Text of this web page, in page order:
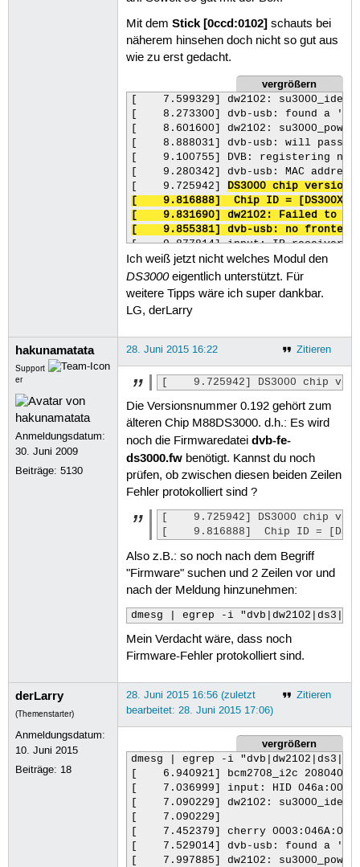
270
271
272
275
286
287
288
290
291
293
294
295
296
297
298
299
300
302
303
304
306
[   10.080506] dvb-usb: Terratec
[   10.100479] usbcore: registered
[   12.287710] dvb-usb: recv bulk
[   12.326308] dw2102: i2c
[   82.513939] dw2102:
[   82.540435]
[   82.544989]
Mit dem Stick [0ccd:0102] schauts bei
näherem hinsehen doch nicht so gut aus
wie zu erst gedacht.
vergrößern
[    7.599329] dw2102:
[    8.273300] dvb-usb: found a
[    8.601600] dw2102:
[    8.888031] dvb-usb: will pass
[    9.100755] DVB: registering new
[    9.280342] dvb-usb: MAC
[    9.725942]
DS3000 chip
[    9.816888]  Chip ID = [DS300X]!
[    9.831690] dw2102: Failed to
[    9.855381] dvb-usb: no frontend
[    9.877814] input: IR-receiver
[    9.918591] dvb-usb: schedule
[    9.957687] dw2102:
[    9.993523] dvb-usb: Terratec
[   10.014371] usbcore: registered
[   12.107777] dvb-usb: recv bulk
Ich weiß jetzt nicht welches Modul den
DS3000eigentlich unterstützt. Für
weitere Tipps wäre ich super dankbar.
LG, derLarry
hakunamatata
Support
er
Anmeldungsdatum:
30. Juni 2009
Beiträge:5130
Zitieren
28. Juni 2015 16:22
[    9.725942] DS3000 chip
Die Versionsnummer 0.192 gehört zum
älteren Chip M88DS3000. d.h.: Es wird
noch die Firmwaredatei dvb-fe-
ds3000.fwbenötigt. Kannst du noch
prüfen, ob zwischen diesen beiden Zeilen
Fehler protokolliert sind ?
[    9.725942] DS3000 chip
[    9.816888]  Chip ID =
Also z.B.: so noch nach dem Begriff
"Firmware" suchen und 2 Zeilen vor und
nach der Meldung hinzunehmen:
dmesg | egrep -i
Mein Verdacht wäre, dass noch
Firmware-Fehler protokolliert sind.
derLarry
(Themenstarter)
Anmeldungsdatum:
10. Juni 2015
Beiträge: 18
Zitieren
28. Juni 2015 16:56 (zuletzt
bearbeitet: 28. Juni 2015 17:06)
vergrößern
dmesg | egrep -i
[    6.940921] bcm2708_i2c
[    7.036999] input: HID 046a:0023
[    7.090229] dw2102:
[    7.090229]
[    7.452379] cherry
[    7.529014] dvb-usb: found a
[    7.997885] dw2102: